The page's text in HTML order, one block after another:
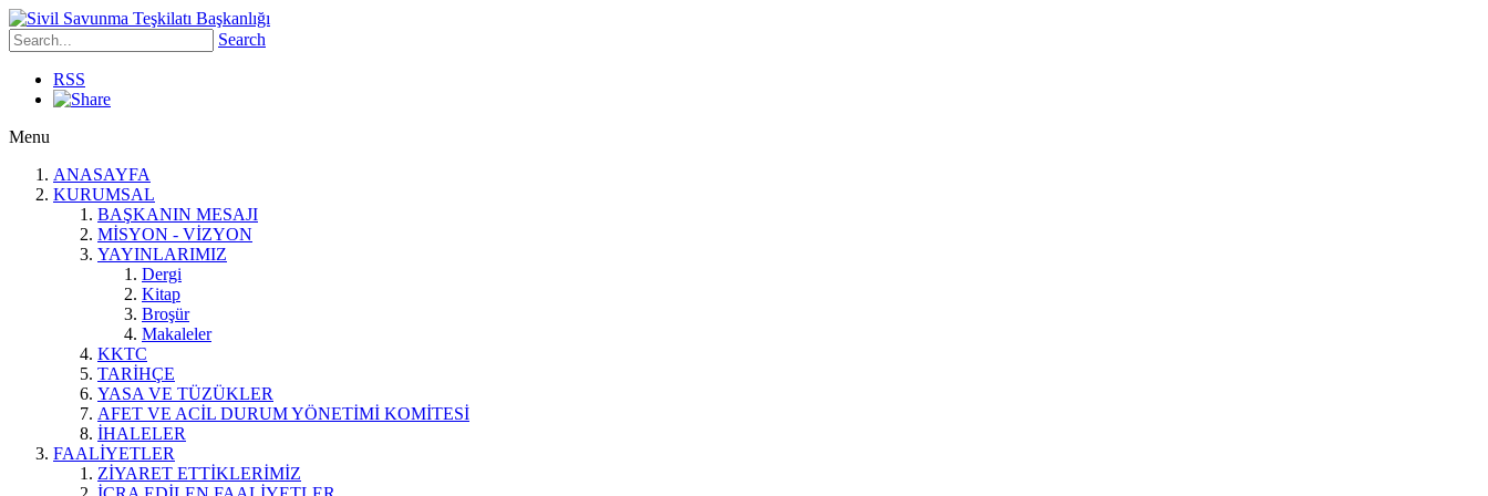
Search
RSS
Menu
ANASAYFA
KURUMSAL
BAŞKANIN MESAJI
MİSYON - VİZYON
YAYINLARIMIZ
Dergi
Kitap
Broşür
Makaleler
KKTC
TARİHÇE
YASA VE TÜZÜKLER
AFET VE ACİL DURUM YÖNETİMİ KOMİTESİ
İHALELER
FAALİYETLER
ZİYARET ETTİKLERİMİZ